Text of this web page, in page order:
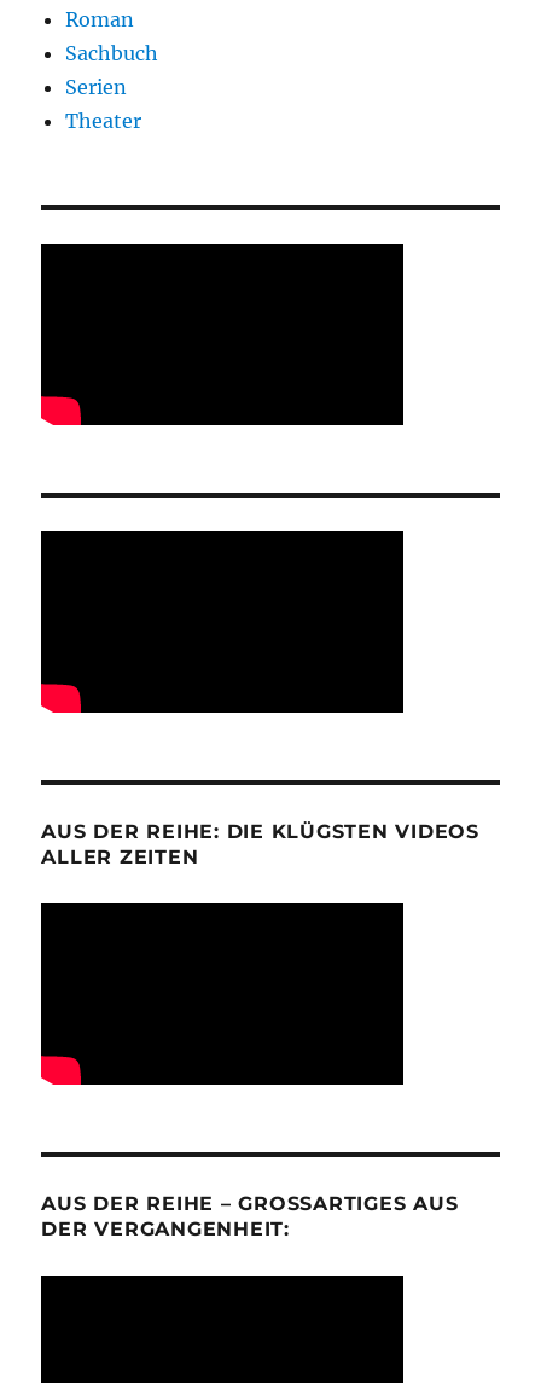
Roman
Sachbuch
Serien
Theater
AUS DER REIHE: DIE KLÜGSTEN VIDEOS
ALLER ZEITEN
AUS DER REIHE – GROSSARTIGES AUS D
ER VERGANGENHEIT: